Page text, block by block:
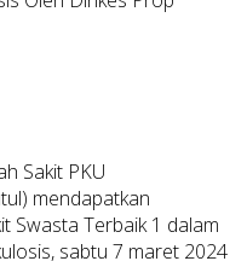
Sakit PKU
mendapatkan
Swasta Terbaik 1 dalam
sabtu 7 maret 2024